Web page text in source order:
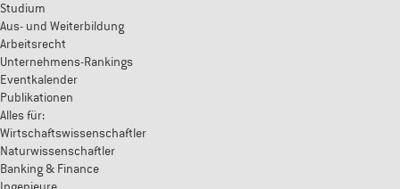
Studium
Aus- und Weiterbildung
Arbeitsrecht
Unternehmens-Rankings
Eventkalender
Publikationen
Alles für:
Wirtschaftswissenschaftler
Naturwissenschaftler
Banking & Finance